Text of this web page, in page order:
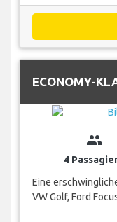
ECONOMY-
group
4
Eine
VW Golf, Ford